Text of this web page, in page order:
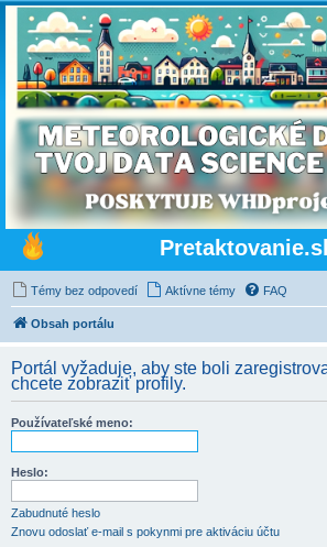
Témy bez odpovedí Aktívne témy FAQ
Obsah portálu
Portál vyžaduje, aby ste boli
chcete zobraziť profily.
Používateľské meno:
Heslo:
Zabudnuté heslo
Znovu odoslať e-mail s pokynmi pre aktiváciu účtu